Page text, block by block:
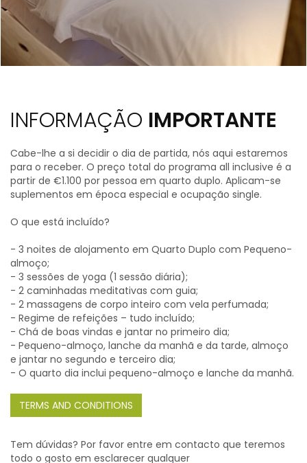
INFORMAÇÃO IMPORTANTE
Cabe-lhe a si decidir o dia de partida, nós aqui estaremos
para o receber. O preço total do programa all inclusive é a
partir de €1.100 por pessoa em quarto duplo. Aplicam-se
suplementos em época especial e ocupação single.
O que está incluído?
- 3 noites de alojamento em Quarto Duplo com Pequeno-
almoço;
- 3 sessões de yoga (1 sessão diária);
- 2 caminhadas meditativas com guia;
- 2 massagens de corpo inteiro com vela perfumada;
- Regime de refeições – tudo incluído;
- Chá de boas vindas e jantar no primeiro dia;
- Pequeno-almoço, lanche da manhã e da tarde, almoço
e jantar no segundo e terceiro dia;
- O quarto dia inclui pequeno-almoço e lanche da manhã.
TERMS AND CONDITIONS
Tem dúvidas? Por favor entre em contacto que teremos
todo o gosto em esclarecer qualquer